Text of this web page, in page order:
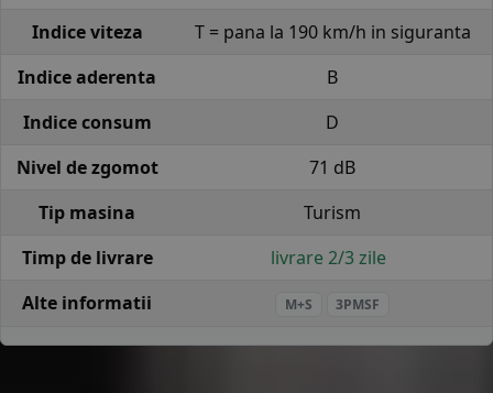
Indice viteza
T = pana la 190 km/h in siguranta
Indice aderenta
B
Indice consum
D
Nivel de zgomot
71 dB
Tip masina
Turism
Timp de livrare
livrare 2/3 zile
Alte informatii
M+S 3PMSF